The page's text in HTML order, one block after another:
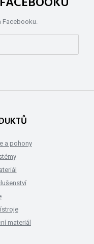
Facebooku.
a pohony
materiál